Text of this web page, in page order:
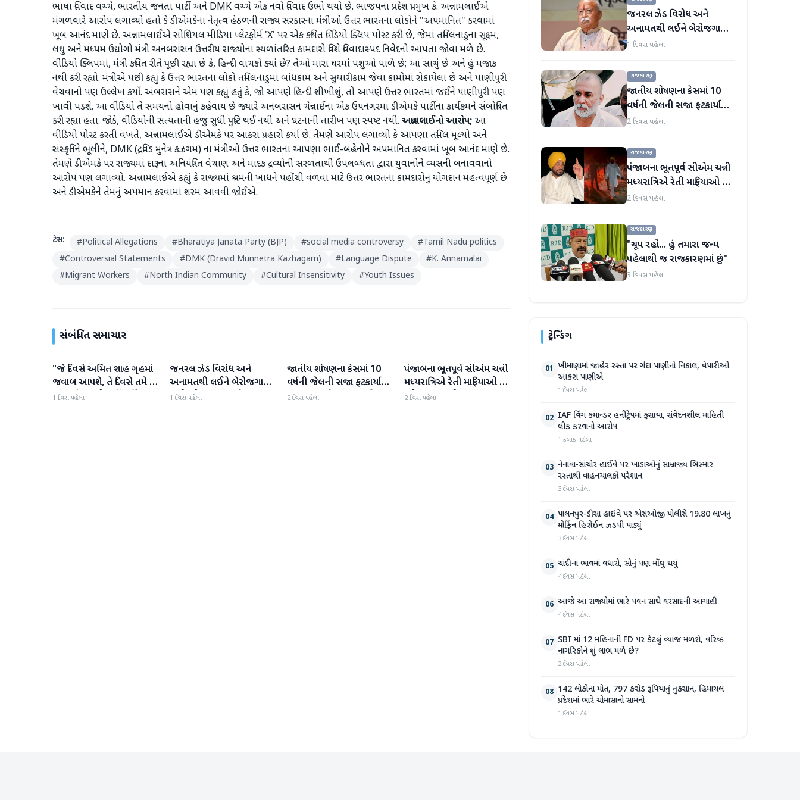
ભાષા વિવાદ વચ્ચે, ભારતીય જનતા પાર્ટી અને DMK વચ્ચે એક નવો વિવાદ ઉભો થયો છે. ભાજપના પ્રદેશ પ્રમુખ કે. અન્નામલાઈએ
મંગળવારે આરોપ લગાવ્યો હતો કે ડીએમકેના નેતૃત્વ હેઠળની રાજ્ય સરકારના મંત્રીઓ ઉત્તર ભારતના લોકોને "અપમાનિત" કરવામાં
ખૂબ આનંદ માણે છે. અન્નામલાઈએ સોશિયલ મીડિયા પ્લેટફોર્મ 'X' પર એક કથિત વિડિયો ક્લિપ પોસ્ટ કરી છે, જેમાં તમિલનાડુના સૂક્ષ્મ,
લઘુ અને મધ્યમ ઉદ્યોગો મંત્રી અનબરાસન ઉત્તરીય રાજ્યોના સ્થળાંતરિત કામદારો વિશે વિવાદાસ્પદ નિવેદનો આપતા જોવા મળે છે.
વીડિયો ક્લિપમાં, મંત્રી કથિત રીતે પૂછી રહ્યા છે કે, હિન્દી વાચકો ક્યાં છે? તેઓ મારા ઘરમાં પશુઓ પાળે છે; આ સાચું છે અને હું મજાક
નથી કરી રહ્યો. મંત્રીએ પછી કહ્યું કે ઉત્તર ભારતના લોકો તમિલનાડુમાં બાંધકામ અને સુથારીકામ જેવા કામોમાં રોકાયેલા છે અને પાણીપુરી
વેચવાનો પણ ઉલ્લેખ કર્યો. અંબરાસને એમ પણ કહ્યું હતું કે, જો આપણે હિન્દી શીખીશું, તો આપણે ઉત્તર ભારતમાં જઈને પાણીપુરી પણ
ખાવી પડશે. આ વીડિયો તે સમયનો હોવાનું કહેવાય છે જ્યારે અનબરાસન ચેન્નાઈના એક ઉપનગરમાં ડીએમકે પાર્ટીના કાર્યક્રમને સંબોધિત
કરી રહ્યા હતા. જોકે, વીડિયોની સત્યતાની હજુ સુધી પુષ્ટિ થઈ નથી અને ઘટનાની તારીખ પણ સ્પષ્ટ નથી. અન્નામલાઈનો આરોપ; આ
વીડિયો પોસ્ટ કરતી વખતે, અન્નામલાઈએ ડીએમકે પર આકરા પ્રહારો કર્યા છે. તેમણે આરોપ લગાવ્યો કે આપણા તમિલ મૂલ્યો અને
સંસ્કૃતિને ભૂલીને, DMK (દ્રવિડ મુનેત્ર કઝગમ) ના મંત્રીઓ ઉત્તર ભારતના આપણા ભાઈ-બહેનોને અપમાનિત કરવામાં ખૂબ આનંદ માણે છે.
તેમણે ડીએમકે પર રાજ્યમાં દારૂના અનિયંત્રિત વેચાણ અને માદક દ્રવ્યોની સરળતાથી ઉપલબ્ધતા દ્વારા યુવાનોને વ્યસની બનાવવાનો
આરોપ પણ લગાવ્યો. અન્નામલાઈએ કહ્યું કે રાજ્યમાં શ્રમની ખાધને પહોંચી વળવા માટે ઉત્તર ભારતના કામદારોનું યોગદાન મહત્વપૂર્ણ છે
અને ડીએમકેને તેમનું અપમાન કરવામાં શરમ આવવી જોઈએ.
ટેગ્સ: #Political Allegations #Bharatiya Janata Party (BJP) #social media controversy #Tamil Nadu politics
#Controversial Statements #DMK (Dravid Munnetra Kazhagam) #Language Dispute #K. Annamalai
#Migrant Workers #North Indian Community #Cultural Insensitivity #Youth Issues
સંબંધિત સમાચાર
રાજકારણ
"જે દિવસે અમિત શાહ ગૃહમાં
જવાબ આપશે, તે દિવસે તમે તે
સાંભળી શકશો નહીં," કિરેન
1 દિવસ પહેલા
રાજકારણ
જનરલ ઝેડ વિરોધ અને
અનામતથી લઈને બેરોજગારી
સુધી, મોહન ભાગવતે બધા
1 દિવસ પહેલા
રાજકારણ
જાતીય શોષણના કેસમાં 10
વર્ષની જેલની સજા ફટકાર્યા
બાદ તરુણ તેજપાલનું પહેલું
2 દિવસ પહેલા
રાજકારણ
પંજાબના ભૂતપૂર્વ સીએમ ચન્ની
મધ્યરાત્રિએ રેતી માફિયાઓ પર
દરોડા પાડવા નીકળ્યા
2 દિવસ પહેલા
જનરલ ઝેડ વિરોધ અને
અનામતથી લઈને બેરોજગારી
સુધી, મોહન ભાગવતે બધા
1 દિવસ પહેલા
રાજકારણ
જાતીય શોષણના કેસમાં 10
વર્ષની જેલની સજા ફટકાર્યા
બાદ તરુણ તેજપાલનું પહેલું
2 દિવસ પહેલા
રાજકારણ
પંજાબના ભૂતપૂર્વ સીએમ ચન્ની
મધ્યરાત્રિએ રેતી માફિયાઓ પર
દરોડા પાડવા નીકળ્યા
2 દિવસ પહેલા
રાજકારણ
"ચૂપ રહો... હું તમારા જન્મ
પહેલાથી જ રાજકારણમાં છું"
3 દિવસ પહેલા
ટ્રેન્ડિંગ
01 ખીમાણામાં જાહેર રસ્તા પર ગંદા પાણીનો નિકાલ, વેપારીઓ
આકરા પાણીએ
1 દિવસ પહેલા
02 IAF વિંગ કમાન્ડર હનીટ્રેપમાં ફસાયા, સંવેદનશીલ માહિતી
લીક કરવાનો આરોપ
1 કલાક પહેલા
03 નેનાવા-સાંચોર હાઈવે પર ખાડાઓનું સામ્રાજ્ય બિસ્માર
રસ્તાથી વાહનચાલકો પરેશાન
3 દિવસ પહેલા
04 પાલનપુર-ડીસા હાઇવે પર એસઓજી પોલીસે 19.80 લાખનું
મોર્ફિન હિરોઈન ઝડપી પાડ્યું
3 દિવસ પહેલા
05 ચાંદીના ભાવમાં વધારો, સોનું પણ મોંઘુ થયું
4 દિવસ પહેલા
06 આજે આ રાજ્યોમાં ભારે પવન સાથે વરસાદની આગાહી
4 દિવસ પહેલા
07 SBI માં 12 મહિનાની FD પર કેટલું વ્યાજ મળશે, વરિષ્ઠ
નાગરિકોને શું લાભ મળે છે?
2 દિવસ પહેલા
08 142 લોકોના મોત, 797 કરોડ રૂપિયાનું નુકસાન, હિમાચલ
પ્રદેશમાં ભારે ચોમાસાનો સામનો
1 દિવસ પહેલા